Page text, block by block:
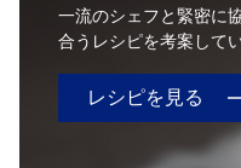
一流のシェフと緊密に
合うレシピを考案してい
レシピを見る